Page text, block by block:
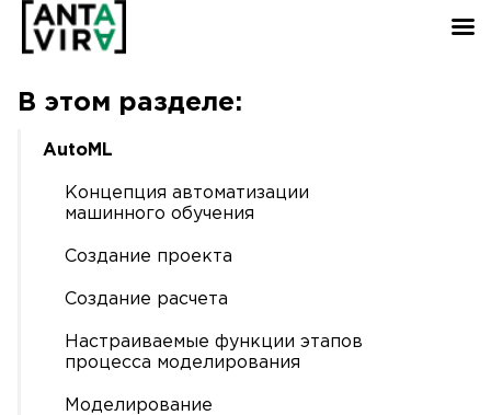
В этом разделе:
AutoML
Концепция автоматизации
машинного обучения
Создание проекта
Создание расчета
Настраиваемые функции этапов
процесса моделирования
Моделирование